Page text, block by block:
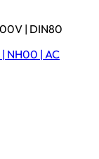
| DIN80
NH00 | AC